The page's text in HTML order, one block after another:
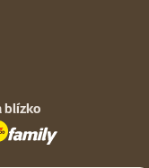
blízko